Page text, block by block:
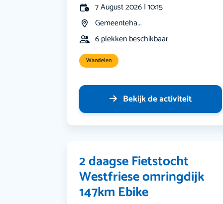
7 August 2026 | 10:15
Gemeenteha...
6 plekken beschikbaar
Wandelen
Bekijk de activiteit
2 daagse Fietstocht
Westfriese omringdijk
147km Ebike